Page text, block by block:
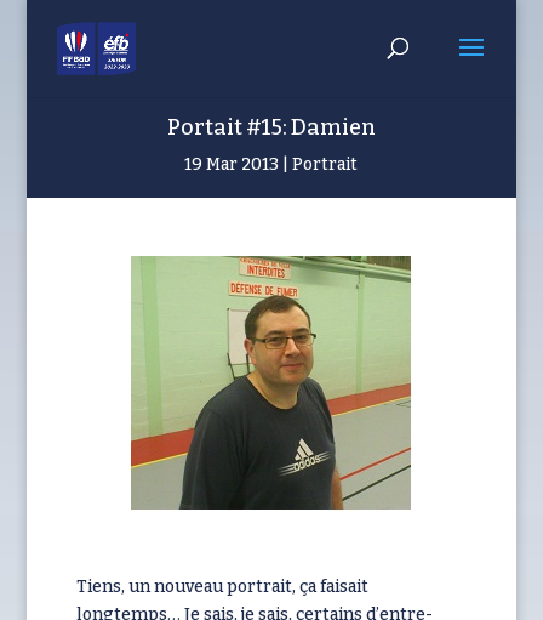
Portait #15: Damien
19 Mar 2013 Portrait
Tiens, un nouveau portrait, ça faisait
longtemps… Je sais, je sais, certains d’entre-